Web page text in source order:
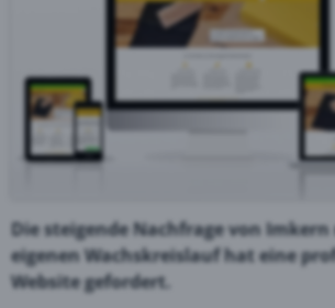
Die steigende Nachfrage von
eigenen Wachskreislauf hat eine
Website gefordert.